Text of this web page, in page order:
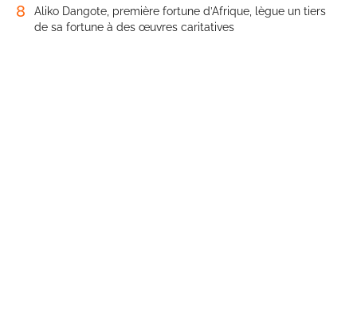
8
Aliko Dangote, première fortune d’Afrique, lègue un tiers
de sa fortune à des œuvres caritatives